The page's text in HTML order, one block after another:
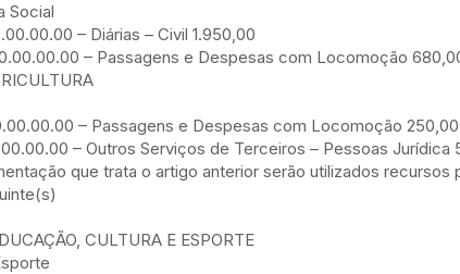
Social
– Diárias – Civil 1.950,00
– Passagens e Despesas com Locomoção
– Passagens e Despesas com Locomoção 250,00
– Outros Serviços de Terceiros – Pessoas Jurídica
que trata o artigo anterior serão utilizados recursos
CULTURA E ESPORTE